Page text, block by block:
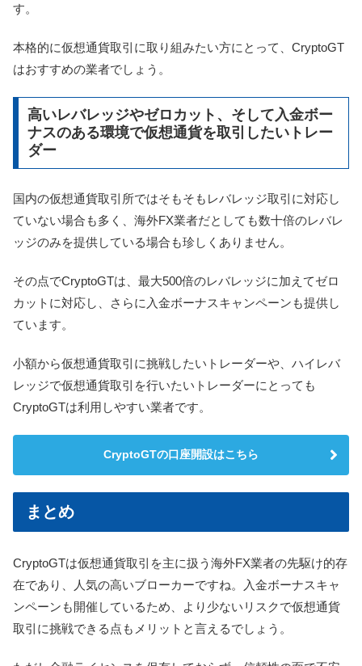
す。
本格的に仮想通貨取引に取り組みたい方にとって、CryptoGT
はおすすめの業者でしょう。
高いレバレッジやゼロカット、そして入金ボー
ナスのある環境で仮想通貨を取引したいトレー
ダー
国内の仮想通貨取引所ではそもそもレバレッジ取引に対応し
ていない場合も多く、海外FX業者だとしても数十倍のレバレ
ッジのみを提供している場合も珍しくありません。
その点でCryptoGTは、最大500倍のレバレッジに加えてゼロ
カットに対応し、さらに入金ボーナスキャンペーンも提供し
ています。
小額から仮想通貨取引に挑戦したいトレーダーや、ハイレバ
レッジで仮想通貨取引を行いたいトレーダーにとっても
CryptoGTは利用しやすい業者です。
CryptoGTの口座開設はこちら
まとめ
CryptoGTは仮想通貨取引を主に扱う海外FX業者の先駆け的存
在であり、人気の高いブローカーですね。入金ボーナスキャ
ンペーンも開催しているため、より少ないリスクで仮想通貨
取引に挑戦できる点もメリットと言えるでしょう。